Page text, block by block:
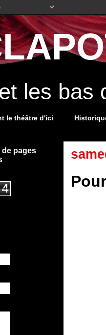
les bas
le théâtre d'ici
pages
4